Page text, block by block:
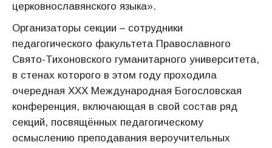
церковнославянского языка».
Организаторы секции – сотрудники
педагогического факультета Православного
Свято-Тихоновского гуманитарного университета,
в стенах которого в этом году проходила
очередная ХХХ Международная Богословская
конференция, включающая в свой состав ряд
секций, посвящённых педагогическому
осмыслению преподавания вероучительных